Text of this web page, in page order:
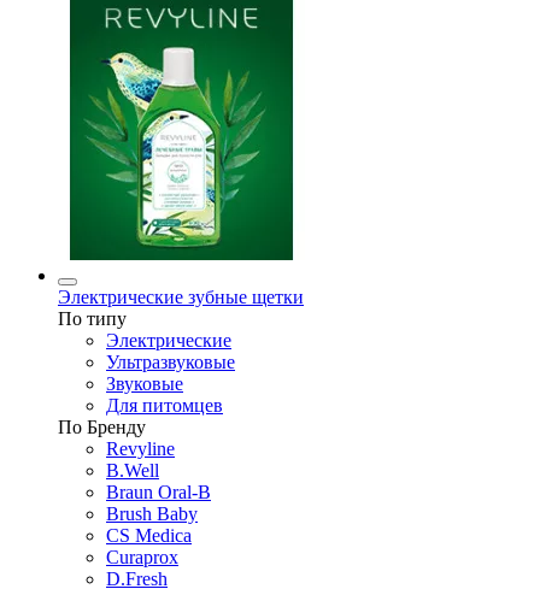
Электрические зубные щетки
По типу
Электрические
Ультразвуковые
Звуковые
Для питомцев
По Бренду
Revyline
B.Well
Braun Oral-B
Brush Baby
CS Medica
Curaprox
D.Fresh